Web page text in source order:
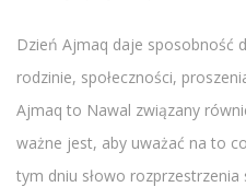
Dzień Ajmaq daje sposobność
rodzinie, społeczności,
Ajmaq to Nawal związany
ważne jest, aby uważać na to
tym dniu słowo